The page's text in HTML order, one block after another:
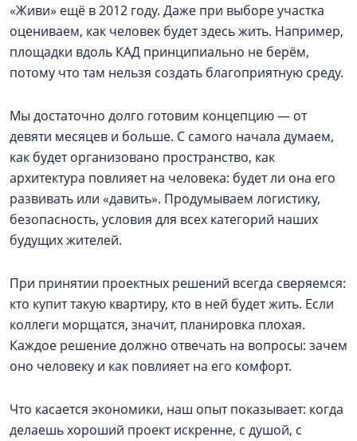
«Живи» ещё в 2012 году. Даже при выборе участка
оцениваем, как человек будет здесь жить. Например,
площадки вдоль КАД принципиально не берём,
потому что там нельзя создать благоприятную среду.
Мы достаточно долго готовим концепцию — от
девяти месяцев и больше. С самого начала думаем,
как будет организовано пространство, как
архитектура повлияет на человека: будет ли она его
развивать или «давить». Продумываем логистику,
безопасность, условия для всех категорий наших
будущих жителей.
При принятии проектных решений всегда сверяемся:
кто купит такую квартиру, кто в ней будет жить. Если
коллеги морщатся, значит, планировка плохая.
Каждое решение должно отвечать на вопросы: зачем
оно человеку и как повлияет на его комфорт.
Что касается экономики, наш опыт показывает: когда
делаешь хороший проект искренне, с душой, с